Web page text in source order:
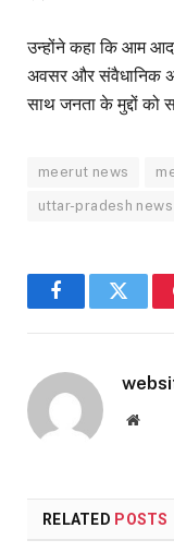
उन्होंने कहा कि आम
अवसर और संवैधानिक
साथ जनता के मुद्दों
meerut news
uttar-pradesh news
FacebookTwitter
RELATED POSTS